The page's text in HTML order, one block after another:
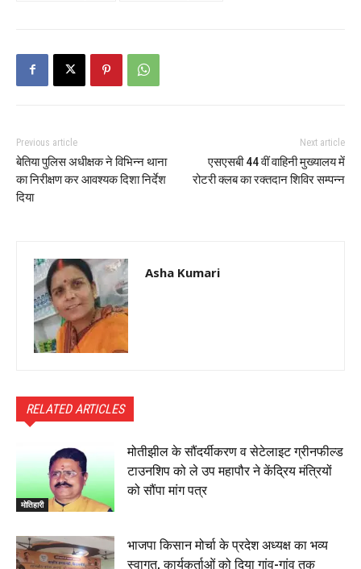
Previous article
बेतिया पुलिस अधीक्षक ने विभिन्न थाना
का निरीक्षण कर आवश्यक दिशा निर्देश
दिया
Next article
एसएसबी 44 वीं वाहिनी मुख्यालय में
रोटरी क्लब का रक्तदान शिविर सम्पन्न
Asha Kumari
RELATED ARTICLES
मोतिहारी
मोतीझील के सौंदर्यीकरण व सेटेलाइट ग्रीनफील्ड
टाउनशिप को ले उप महापौर ने केंद्रिय मंत्रियों
को सौंपा मांग पत्र
भाजपा किसान मोर्चा के प्रदेश अध्यक्ष का भव्य
स्वागत, कार्यकर्ताओं को दिया गांव-गांव तक